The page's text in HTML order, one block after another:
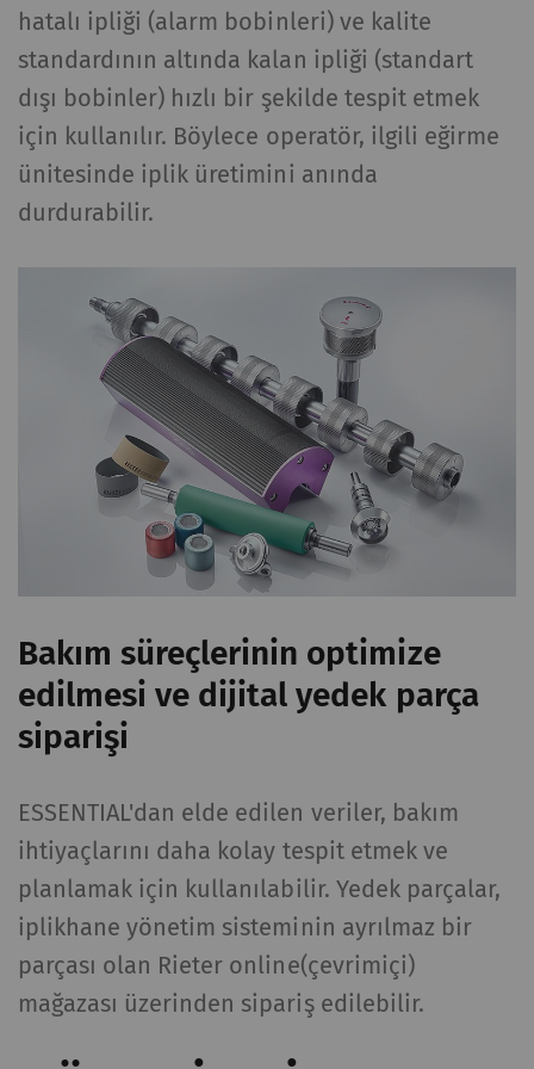
hatalı ipliği (alarm bobinleri) ve kalite
standardının altında kalan ipliği (standart
dışı bobinler) hızlı bir şekilde tespit etmek
için kullanılır. Böylece operatör, ilgili eğirme
ünitesinde iplik üretimini anında
durdurabilir.
Bakım süreçlerinin optimize
edilmesi ve dijital yedek parça
siparişi
ESSENTIAL'dan elde edilen veriler, bakım
ihtiyaçlarını daha kolay tespit etmek ve
planlamak için kullanılabilir. Yedek parçalar,
iplikhane yönetim sisteminin ayrılmaz bir
parçası olan Rieter online(çevrimiçi)
mağazası üzerinden sipariş edilebilir.